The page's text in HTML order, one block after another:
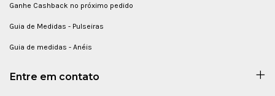
Ganhe Cashback no próximo pedido
Guia de Medidas - Pulseiras
Guia de medidas - Anéis
Entre em contato